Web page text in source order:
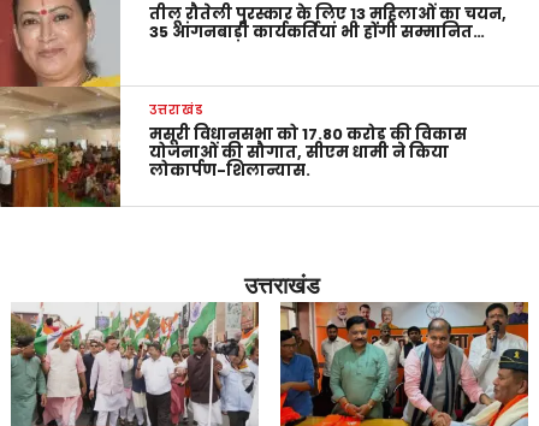
तीलू रौतेली पुरस्कार के लिए 13 महिलाओं का चयन,
35 आंगनबाड़ी कार्यकर्तियां भी होंगी सम्मानित…
उत्तराखंड
मसूरी विधानसभा को 17.80 करोड़ की विकास
योजनाओं की सौगात, सीएम धामी ने किया
लोकार्पण-शिलान्यास.
उत्तराखंड